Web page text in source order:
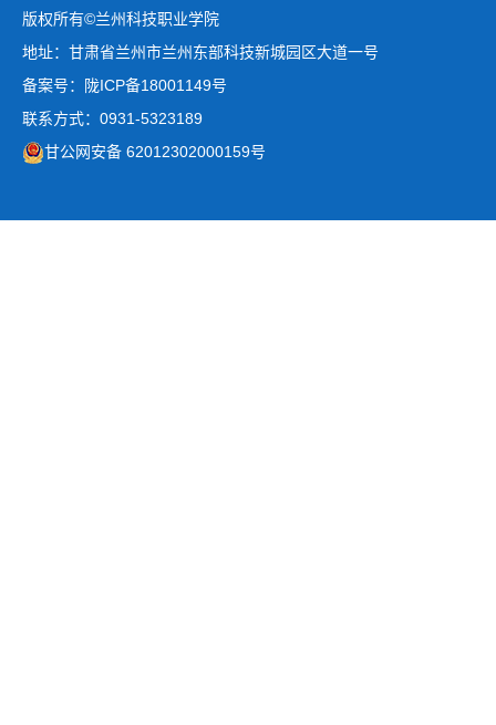
版权所有©兰州科技职业学院
地址：甘肃省兰州市兰州东部科技新城园区大道一号
备案号：陇ICP备18001149号
联系方式：0931-5323189
甘公网安备 62012302000159号